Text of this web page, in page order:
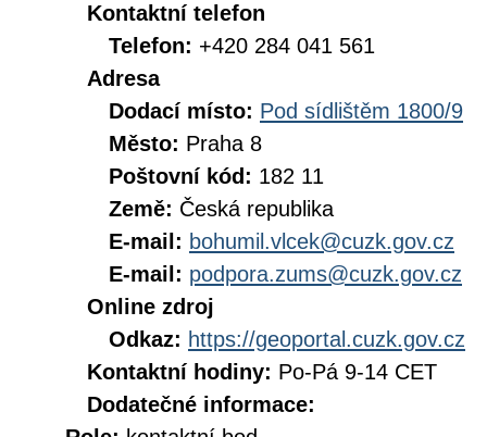
Kontaktní telefon
Telefon: +420 284 041 561
Adresa
Dodací místo: Pod sídlištěm 1800/9
Město: Praha 8
Poštovní kód: 182 11
Země: Česká republika
E-mail: bohumil.vlcek@cuzk.gov.cz
E-mail: podpora.zums@cuzk.gov.cz
Online zdroj
Odkaz: https://geoportal.cuzk.gov.cz
Kontaktní hodiny: Po-Pá 9-14 CET
Dodatečné informace: